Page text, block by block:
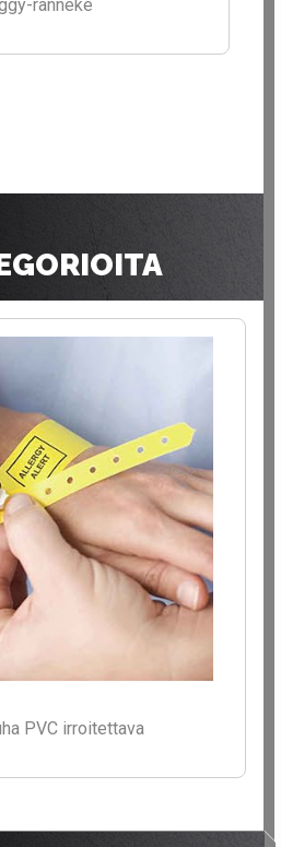
ranneke
PVC irroitettava